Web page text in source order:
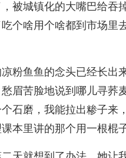
被城镇化的大嘴巴给吞
个啥用个啥都到市场里
粉鱼鱼的念头已经长出
眉苦脸地说到哪儿寻荞
石磨，我能拉出糁子来
本里讲的那个用一根棍